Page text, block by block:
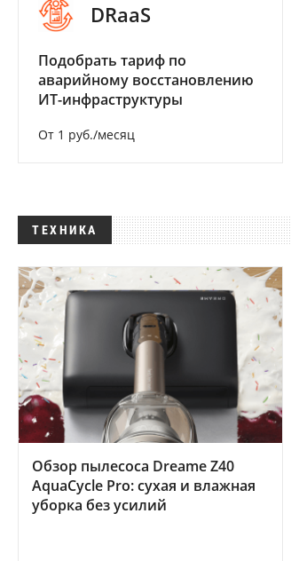
DRaaS
Подобрать тариф по
аварийному восстановлению
ИТ-инфраструктуры
От 1 руб./месяц
ТЕХНИКА
Обзор пылесоса Dreame Z40
AquaCycle Pro: сухая и влажная
уборка без усилий